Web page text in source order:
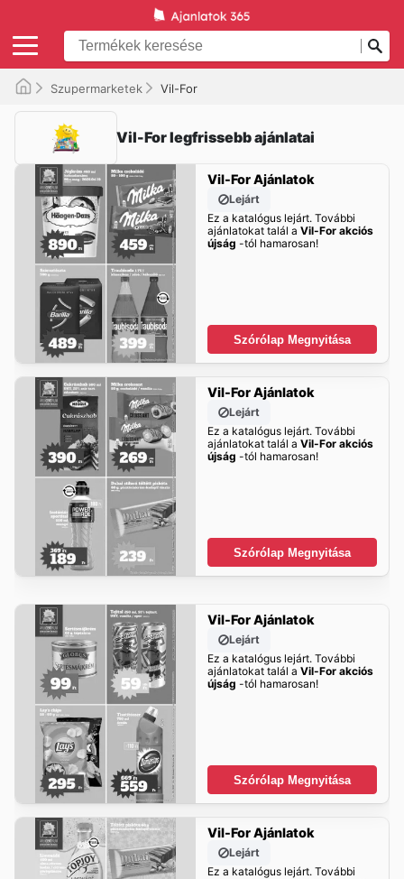
Szupermarketek Vil-For
Vil-For legfrissebb ajánlatai
Vil-For Ajánlatok
Lejárt
Ez a katalógus lejárt. További
ajánlatokat talál a Vil-For akciós
újság -tól hamarosan!
Szórólap Megnyitása
Vil-For Ajánlatok
Lejárt
Ez a katalógus lejárt. További
ajánlatokat talál a Vil-For akciós
újság -tól hamarosan!
Szórólap Megnyitása
Vil-For Ajánlatok
Lejárt
Ez a katalógus lejárt. További
ajánlatokat talál a Vil-For akciós
újság -tól hamarosan!
Szórólap Megnyitása
Vil-For Ajánlatok
Lejárt
Ez a katalógus lejárt. További